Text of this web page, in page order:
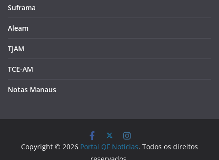
Suframa
Aleam
TJAM
TCE-AM
Notas Manaus
Copyright © 2026 Portal QF Notícias. Todos os direitos